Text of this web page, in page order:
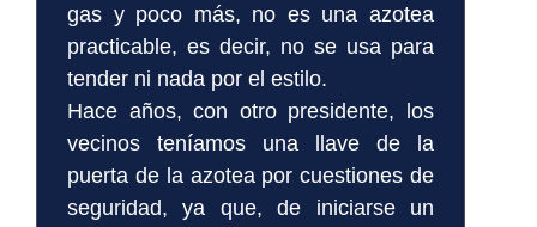
gas y poco más, no es una azotea
practicable, es decir, no se usa para
tender ni nada por el estilo.
Hace años, con otro presidente, los
vecinos teníamos una llave de la
puerta de la azotea por cuestiones de
seguridad, ya que, de iniciarse un